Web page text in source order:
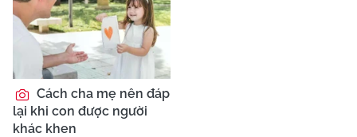
Cách cha mẹ nên đáp
lại khi con được người
khác khen